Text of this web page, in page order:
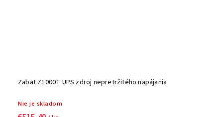
Zabat Z1000T UPS zdroj nepretržitého napájania
Nie je skladom